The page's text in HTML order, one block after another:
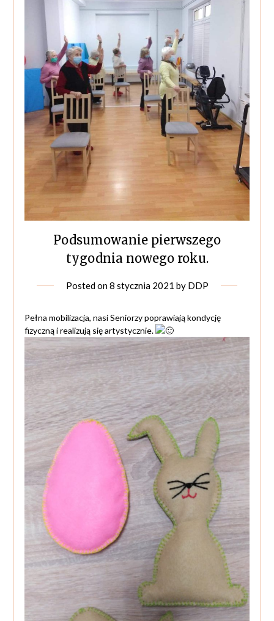
Podsumowanie pierwszego
tygodnia nowego roku.
Posted on8 stycznia 2021 by DDP
Pełna mobilizacja, nasi Seniorzy poprawiają kondycję
fizyczną i realizują się artystycznie.